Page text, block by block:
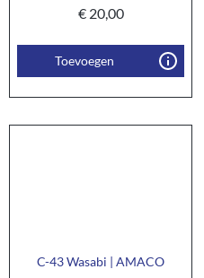
€20,00
Toevoegen
C-43 Wasabi | AMACO